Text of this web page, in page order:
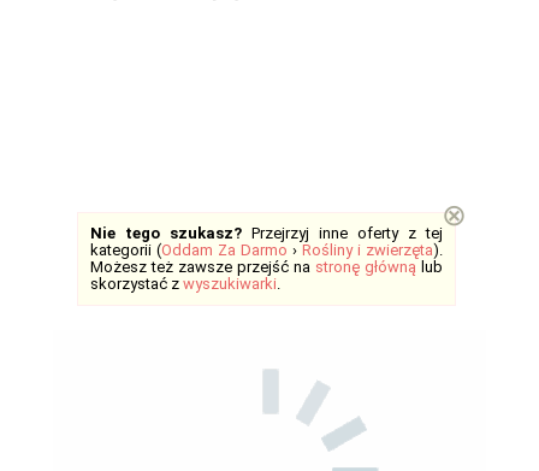
Nie tego szukasz? Przejrzyj inne oferty z tej
kategorii (Oddam Za Darmo › Rośliny i zwierzęta).
Możesz też zawsze przejść na stronę główną lub
skorzystać z wyszukiwarki.
⊗